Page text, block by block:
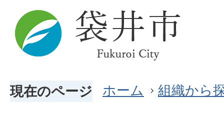
現在のページ ホーム 組織から